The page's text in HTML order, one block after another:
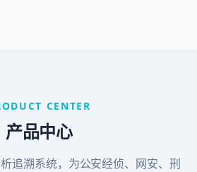
CENTER
产品中心
追溯系统，为公安经侦、网安、刑